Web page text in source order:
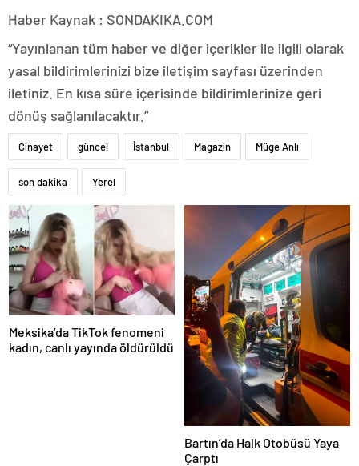
Haber Kaynak : SONDAKIKA.COM
“Yayınlanan tüm haber ve diğer içerikler ile ilgili olarak
yasal bildirimlerinizi bize iletişim sayfası üzerinden
iletiniz. En kısa süre içerisinde bildirimlerinize geri
dönüş sağlanılacaktır.”
Cinayet güncel İstanbul Magazin Müge Anlı
son dakika Yerel
Meksika’da TikTok fenomeni
kadın, canlı yayında öldürüldü
Bartın’da Halk Otobüsü Yaya
Çarptı